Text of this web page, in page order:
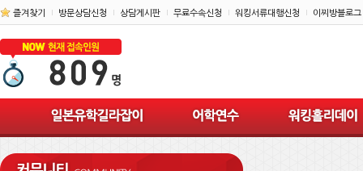
즐겨찾기 방문상담신청 상담게시판 무료수속신청 워킹서류대행신청 이찌방블로그